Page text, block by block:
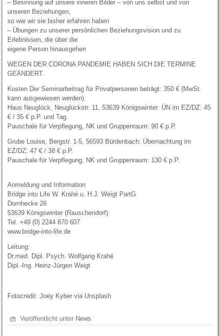
– Besinnung auf unsere inneren Bilder – von uns selbst und von
unseren Beziehungen,
so wie wir sie bisher erfahren haben
– Übungen zu unserer persönlichen Beziehungsvision und zu
Erlebnissen, die über die
eigene Person hinausgehen
WEGEN DER CORONA PANDEMIE HABEN SICH DIE TERMINE
GEÄNDERT.
Kosten Der Seminarbeitrag für Privatpersonen beträgt: 350 € (MwSt.
kann ausgewiesen werden).
Haus Neuglück, Neuglückstr. 11, 53639 Königswinter: ÜN im EZ/DZ: 45
€ / 35 € p.P. und Tag.
Pauschale für Verpflegung, NK und Gruppenraum: 90 € p.P.
Grube Louise, Bergstr. 1-5, 56593 Bürdenbach: Übernachtung im
EZ/DZ: 47 € / 38 € p.P.
Pauschale für Verpflegung, NK und Gruppenraum: 130 € p.P.
Anmeldung und Information
Bridge into Life W. Krahé u. H.J. Weigt PartG
Dornhecke 26
53639 Königswinter (Rauschendorf)
Tel. +49 (0) 2244 870 607
www.bridge-into-life.de
Leitung:
Dr.med. Dipl. Psych. Wolfgang Krahé
Dipl.-Ing. Heinz-Jürgen Weigt
Fotocredit: Joey Kyber via Unsplash
Veröffentlicht unter News